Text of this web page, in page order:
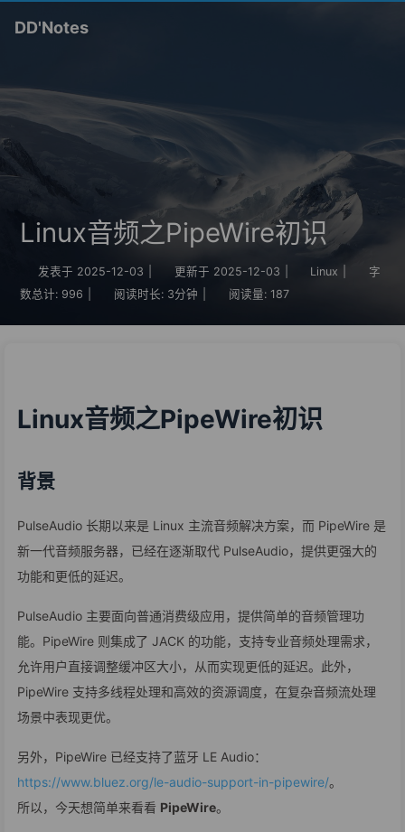
DD'Notes
Linux音频之PipeWire初识
发表于 2025-12-03 更新于 2025-12-03 Linux
字
数总计: 996 阅读时长: 3分钟 阅读量: 187
Linux音频之PipeWire初识
背景
PulseAudio 长期以来是 Linux 主流音频解决方案，而 PipeWire 是
新一代音频服务器，已经在逐渐取代 PulseAudio，提供更强大的
功能和更低的延迟。
PulseAudio 主要面向普通消费级应用，提供简单的音频管理功
能。PipeWire 则集成了 JACK 的功能，支持专业音频处理需求，
允许用户直接调整缓冲区大小，从而实现更低的延迟。此外，
PipeWire 支持多线程处理和高效的资源调度，在复杂音频流处理
场景中表现更优。
另外，PipeWire 已经支持了蓝牙 LE Audio：
https://www.bluez.org/le-audio-support-in-pipewire/。
所以，今天想简单来看看 PipeWire。